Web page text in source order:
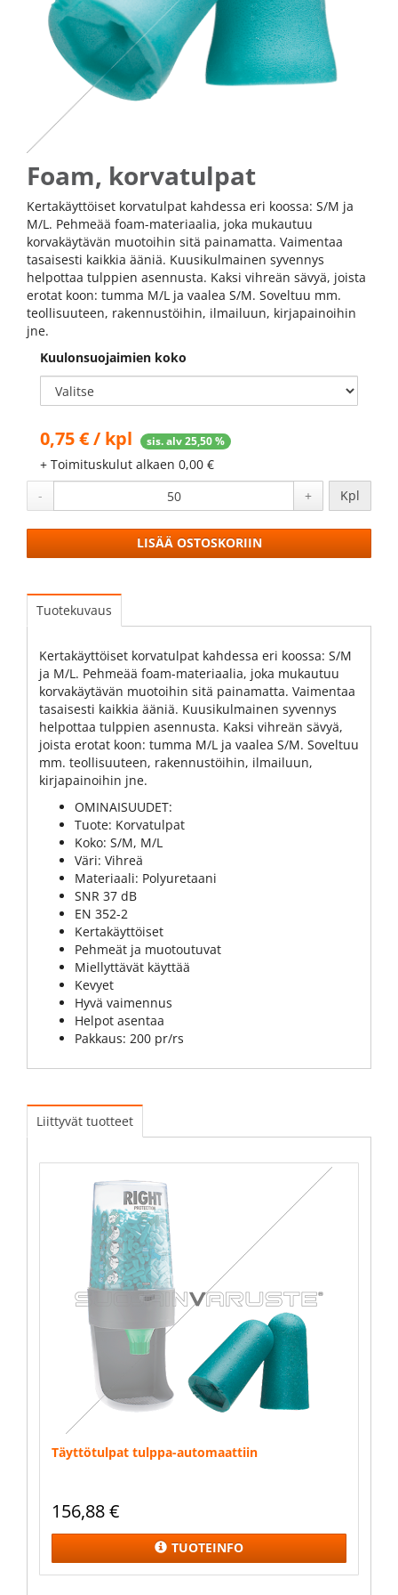
Foam, korvatulpat
Kertakäyttöiset korvatulpat kahdessa eri koossa: S/M ja
M/L. Pehmeää foam-materiaalia, joka mukautuu
korvakäytävän muotoihin sitä painamatta. Vaimentaa
tasaisesti kaikkia ääniä. Kuusikulmainen syvennys
helpottaa tulppien asennusta. Kaksi vihreän sävyä, joista
erotat koon: tumma M/L ja vaalea S/M. Soveltuu mm.
teollisuuteen, rakennustöihin, ilmailuun, kirjapainoihin
jne.
Kuulonsuojaimien koko
0,75€ / kpl sis. alv 25,50 %
+ Toimituskulut alkaen 0,00 €
-
+ Kpl
LISÄÄ OSTOSKORIIN
Tuotekuvaus
Kertakäyttöiset korvatulpat kahdessa eri koossa: S/M
ja M/L. Pehmeää foam-materiaalia, joka mukautuu
korvakäytävän muotoihin sitä painamatta. Vaimentaa
tasaisesti kaikkia ääniä. Kuusikulmainen syvennys
helpottaa tulppien asennusta. Kaksi vihreän sävyä,
joista erotat koon: tumma M/L ja vaalea S/M. Soveltuu
mm. teollisuuteen, rakennustöihin, ilmailuun,
kirjapainoihin jne.
OMINAISUUDET:
Tuote: Korvatulpat
Koko: S/M, M/L
Väri: Vihreä
Materiaali: Polyuretaani
SNR 37 dB
EN 352-2
Kertakäyttöiset
Pehmeät ja muotoutuvat
Miellyttävät käyttää
Kevyet
Hyvä vaimennus
Helpot asentaa
Pakkaus: 200 pr/rs
Liittyvät tuotteet
Täyttötulpat tulppa-automaattiin
156,88€
TUOTEINFO